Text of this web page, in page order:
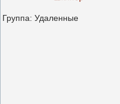
Группа: Удаленные